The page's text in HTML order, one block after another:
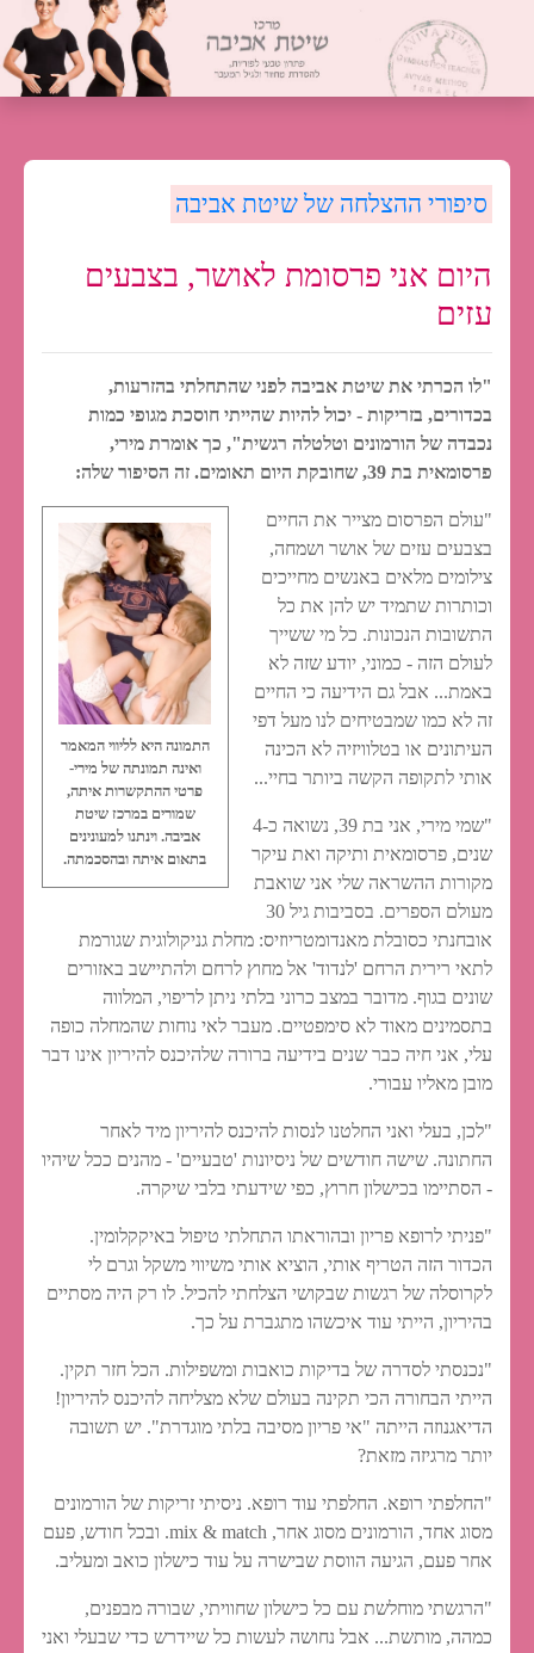
סיפורי ההצלחה של שיטת אביבה
היום אני פרסומת לאושר, בצבעים
עזים
"לו הכרתי את שיטת אביבה לפני שהתחלתי בהזרעות,
בכדורים, בזריקות - יכול להיות שהייתי חוסכת מגופי כמות
נכבדה של הורמונים וטלטלה רגשית", כך אומרת מירי,
פרסומאית בת 39, שחובקת היום תאומים. זה הסיפור שלה:
התמונה היא לליווי המאמר
ואינה תמונתה של מירי-
פרטי ההתקשרות איתה,
שמורים במרכז שיטת
אביבה. וינתנו למעונינים
בתאום איתה ובהסכמתה.
"עולם הפרסום מצייר את החיים
בצבעים עזים של אושר ושמחה,
צילומים מלאים באנשים מחייכים
וכותרות שתמיד יש להן את כל
התשובות הנכונות. כל מי ששייך
לעולם הזה - כמוני, יודע שזה לא
באמת... אבל גם הידיעה כי החיים
זה לא כמו שמבטיחים לנו מעל דפי
העיתונים או בטלוויזיה לא הכינה
אותי לתקופה הקשה ביותר בחיי...
"שמי מירי, אני בת 39, נשואה כ-4
שנים, פרסומאית ותיקה ואת עיקר
מקורות ההשראה שלי אני שואבת
מעולם הספרים. בסביבות גיל 30
אובחנתי כסובלת מאנדומטריוזיס: מחלת גניקולוגית שגורמת
לתאי רירית הרחם 'לנדוד' אל מחוץ לרחם ולהתיישב באזורים
שונים בגוף. מדובר במצב כרוני בלתי ניתן לריפוי, המלווה
בתסמינים מאוד לא סימפטיים. מעבר לאי נוחות שהמחלה כופה
עלי, אני חיה כבר שנים בידיעה ברורה שלהיכנס להיריון אינו דבר
מובן מאליו עבורי.
"לכן, בעלי ואני החלטנו לנסות להיכנס להיריון מיד לאחר
החתונה. שישה חודשים של ניסיונות 'טבעיים' - מהנים ככל שיהיו
- הסתיימו בכישלון חרוץ, כפי שידעתי בלבי שיקרה.
"פניתי לרופא פריון ובהוראתו התחלתי טיפול באיקקלומין.
הכדור הזה הטריף אותי, הוציא אותי משיווי משקל וגרם לי
לקרוסלה של רגשות שבקושי הצלחתי להכיל. לו רק היה מסתיים
בהיריון, הייתי עוד איכשהו מתגברת על כך.
"נכנסתי לסדרה של בדיקות כואבות ומשפילות. הכל חזר תקין.
הייתי הבחורה הכי תקינה בעולם שלא מצליחה להיכנס להיריון!
הדיאגנוזה הייתה "אי פריון מסיבה בלתי מוגדרת". יש תשובה
יותר מרגיזה מזאת?
"החלפתי רופא. החלפתי עוד רופא. ניסיתי זריקות של הורמונים
מסוג אחד, הורמונים מסוג אחר, mix & match. ובכל חודש, פעם
אחר פעם, הגיעה הווסת שבישרה על עוד כישלון כואב ומעליב.
"הרגשתי מוחלשת עם כל כישלון שחוויתי, שבורה מבפנים,
כמהה, מותשת... אבל נחושה לעשות כל שיידרש כדי שבעלי ואני